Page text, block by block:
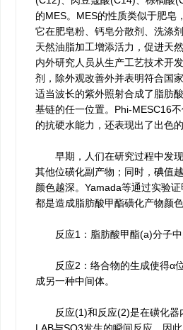
的MES。MES的性质类似于肥皂
它在肥皂粉、钙皂分散剂、洗涤
天然油脂加工增添活力，促进天
内外研究人员从生产工艺技术开
剂，除外观改善外并表明符合国
适当波长的紫外照射合成了脂肪
基链的任一位置。Phi-MESC16
的抗硬水能力，还表现出了出色
早期，人们在研究过程中发现
其他位磺化副产物；同时，碘值
颜色越深。Yamada等通过实验
都是造成脂肪酸甲酯磺化产物颜
反应1：脂肪酸甲酯(a)分子中
反应2：络合物的生成使得α位
成另一种中间体。
反应(1)和反应(2)是在磺化器